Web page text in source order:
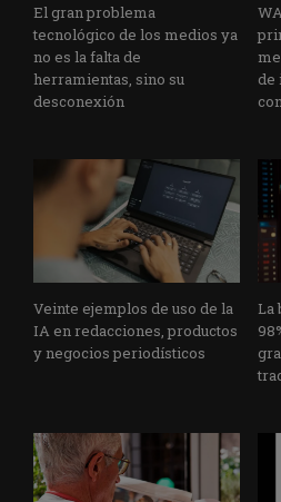
El gran problema
tecnológico de los medios ya
no es la falta de
herramientas, sino su
desconexión
de
Veinte ejemplos de uso de la
IA en redacciones, productos
y negocios periodísticos
La